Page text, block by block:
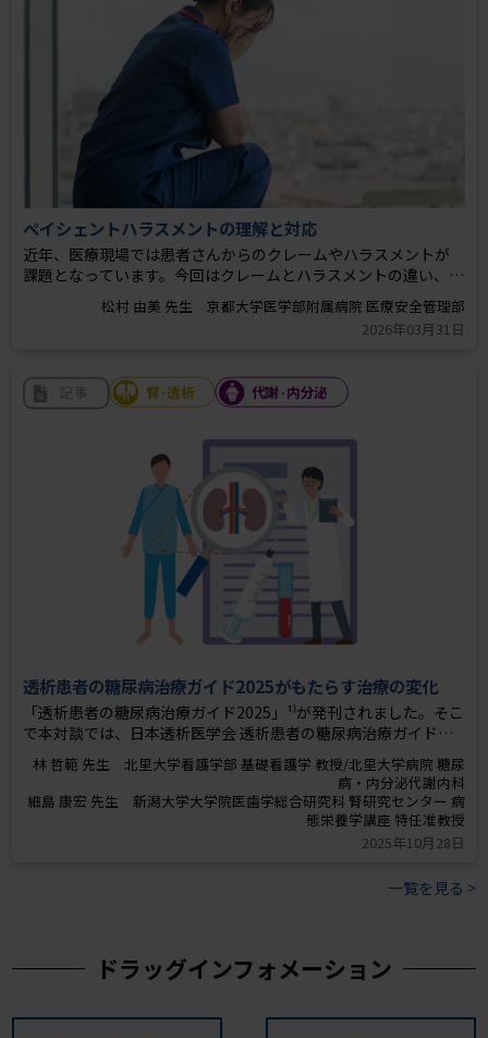
ペイシェントハラスメントの理解と対応
近年、医療現場では患者さんからのクレームやハラスメントが
課題となっています。今回はクレームとハラスメントの違い、ク
レーム対応とペイシェントハラスメント対応の区分、さらには
ペイシェントハラスメントの基本的な対応についてご解説いた
2026年03月31日
透析患者の糖尿病治療ガイド2025がもたらす治療の変化
林 哲範 先生 北里大学看護学部 基礎看護学 教授/北里大学病院 糖尿
病・内分泌代謝内科
細島 康宏 先生 新潟大学大学院医歯学総合研究科 腎研究センター 病
「透析患者の糖尿病治療ガイド2025」¹⁾が発刊されました。そこ
で本対談では、日本透析医学会 透析患者の糖尿病治療ガイド改
訂ワーキンググループの委員である林哲範先生と、CKD患者の病
態栄養学に造詣の深い細島康宏先生にご出席いただき、糖尿病合
併透析患者の治療にあたり医師およびスタッフが知っておくべ
き最新知見についてディスカッションしていただきました。
記事 腎·透析 代謝·内分泌
2025年10月28日
一覧を見る >
ドラッグインフォメーション